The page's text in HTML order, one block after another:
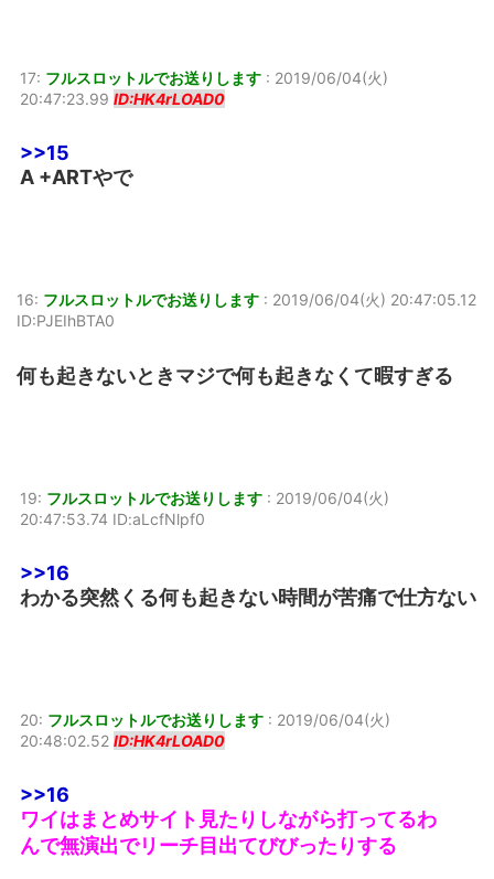
17: フルスロットルでお送りします : 2019/06/04(火)
20:47:23.99 ID:HK4rLOAD0
>>15
A +ARTやで
16: フルスロットルでお送りします : 2019/06/04(火) 20:47:05.12
ID:PJEIhBTA0
何も起きないときマジで何も起きなくて暇すぎる
19: フルスロットルでお送りします : 2019/06/04(火)
20:47:53.74 ID:aLcfNlpf0
>>16
わかる突然くる何も起きない時間が苦痛で仕方ない
20: フルスロットルでお送りします : 2019/06/04(火)
20:48:02.52 ID:HK4rLOAD0
>>16
ワイはまとめサイト見たりしながら打ってるわ
んで無演出でリーチ目出てびびったりする